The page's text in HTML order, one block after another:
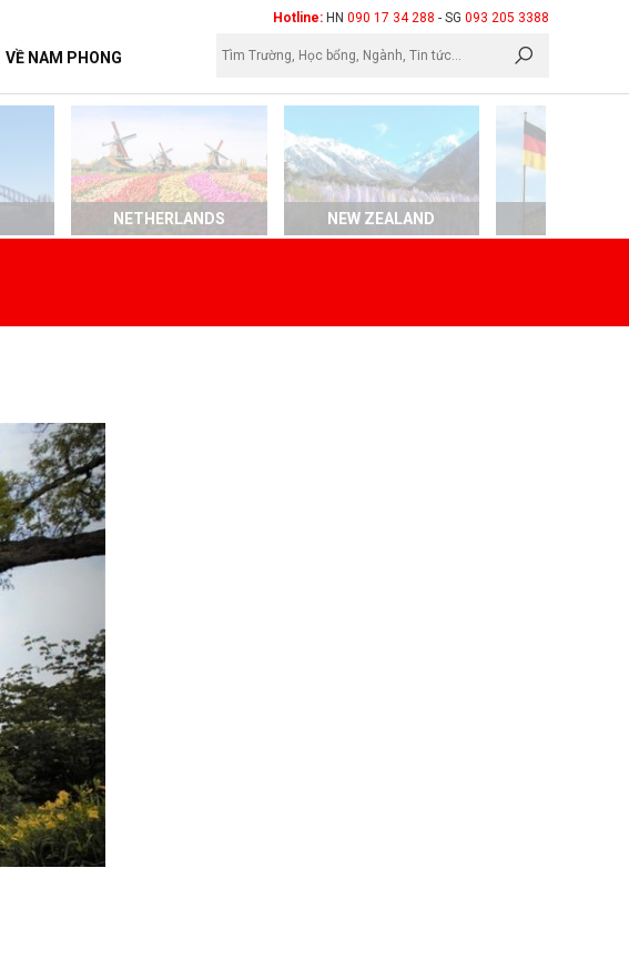
Hotline: HN 090 17 34 288 - SG 093 205 3388
VỀ NAM PHONG
NETHERLANDS NEW ZEALAND